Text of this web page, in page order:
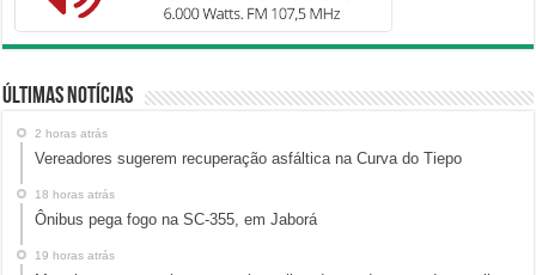
Últimas Notícias
2 horas atrás
Vereadores sugerem recuperação asfáltica na Curva do Tiepo
18 horas atrás
Ônibus pega fogo na SC-355, em Jaborá
19 horas atrás